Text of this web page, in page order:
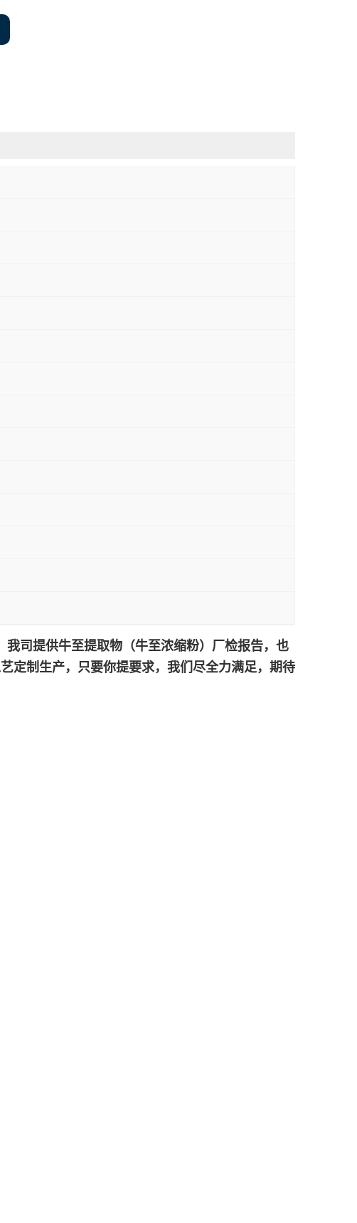
我司提供牛至提取物（牛至浓缩粉） 厂检报告，也
定制生产，只要你提要求，我们尽全力满足，期待